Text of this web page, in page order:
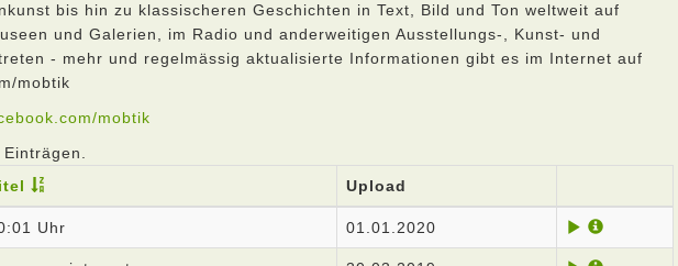
bis hin zu klassischeren Geschichten in Text, Bild und Ton weltweit auf
und Galerien, im Radio und anderweitigen Ausstellungs-, Kunst- und
- mehr und regelmässig aktualisierte Informationen gibt es im Internet auf
mobtik
mobtik
Einträgen.
Upload
Uhr 01.01.2020